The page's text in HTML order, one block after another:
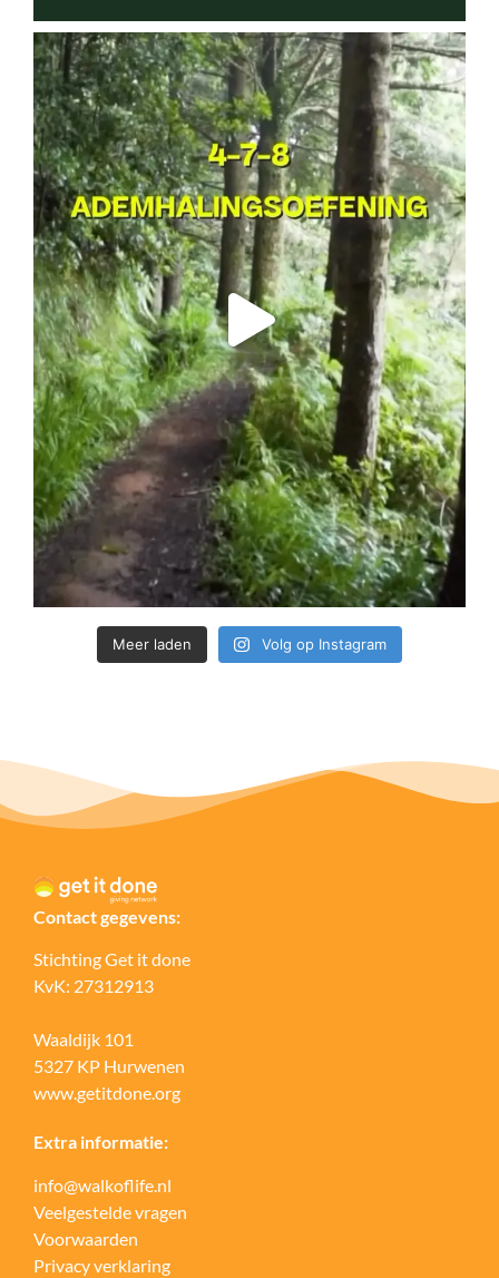
Meer laden Volg op Instagram
Contact gegevens:
Stichting Get it done
KvK: 27312913
Waaldijk 101
5327 KP Hurwenen
www.getitdone.org
Extra informatie:
info@walkoflife.nl
Veelgestelde vragen
Voorwaarden
Privacy verklaring